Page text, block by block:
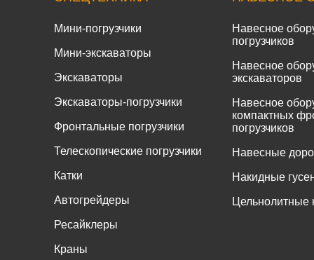
Мини-погрузчики
Мини-экскаваторы
Экскаваторы
Экскаваторы-погрузчики
Фронтальные погрузчики
Телескопические погрузчики
Катки
Автогрейдеры
Ресайклеры
Краны
Навесное
погрузчиков
Навесное
экскаваторов
Навесное
компактных
погрузчиков
Навесные
Накидные
Цельнолитные